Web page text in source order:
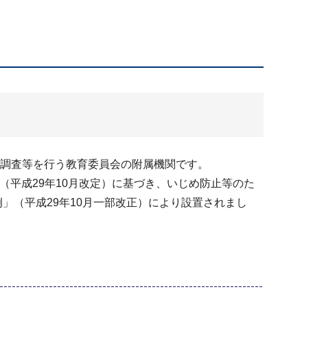
査等を行う教育委員会の附属機関です。
平成29年10月改定）に基づき、いじめ防止等のた
（平成29年10月一部改正）により設置されまし